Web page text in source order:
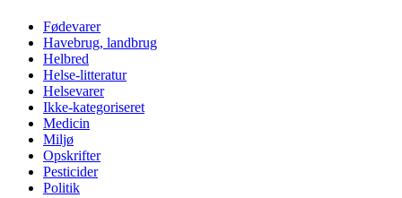
Fødevarer
Havebrug, landbrug
Helbred
Helse-litteratur
Helsevarer
Ikke-kategoriseret
Medicin
Miljø
Opskrifter
Pesticider
Politik